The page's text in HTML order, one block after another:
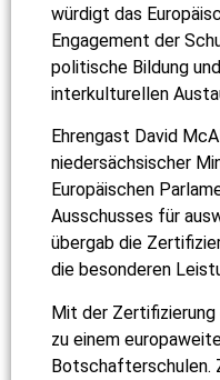
würdigt das
Engagement der
politische Bildung
interkulturellen
Ehrengast David
niedersächsischer
Europäischen
Ausschusses für
übergab die
die besonderen
Mit der
zu einem
Botschafterschulen.